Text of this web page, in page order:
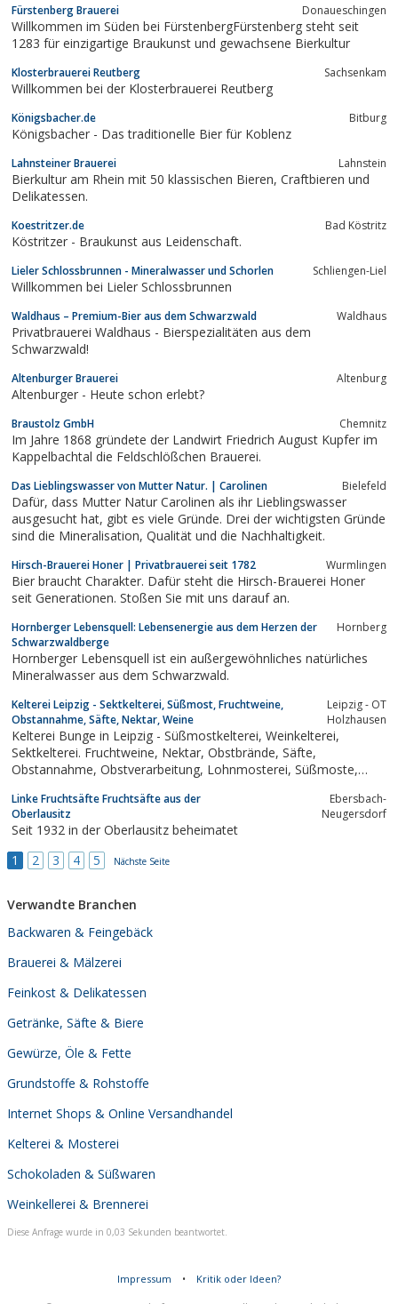
Fürstenberg Brauerei Donaueschingen
Willkommen im Süden bei FürstenbergFürstenberg steht seit
1283 für einzigartige Braukunst und gewachsene Bierkultur
Klosterbrauerei Reutberg Sachsenkam
Willkommen bei der Klosterbrauerei Reutberg
Königsbacher.de Bitburg
Königsbacher - Das traditionelle Bier für Koblenz
Lahnsteiner Brauerei Lahnstein
Bierkultur am Rhein mit 50 klassischen Bieren, Craftbieren und
Delikatessen.
Koestritzer.de Bad Köstritz
Köstritzer - Braukunst aus Leidenschaft.
Lieler Schlossbrunnen - Mineralwasser und Schorlen Schliengen-Liel
Willkommen bei Lieler Schlossbrunnen
Waldhaus – Premium-Bier aus dem Schwarzwald Waldhaus
Privatbrauerei Waldhaus - Bierspezialitäten aus dem
Schwarzwald!
Altenburger Brauerei Altenburg
Altenburger - Heute schon erlebt?
Braustolz GmbH Chemnitz
Im Jahre 1868 gründete der Landwirt Friedrich August Kupfer im
Kappelbachtal die Feldschlößchen Brauerei.
Das Lieblingswasser von Mutter Natur. | Carolinen Bielefeld
Dafür, dass Mutter Natur Carolinen als ihr Lieblingswasser
ausgesucht hat, gibt es viele Gründe. Drei der wichtigsten Gründe
sind die Mineralisation, Qualität und die Nachhaltigkeit.
Hirsch-Brauerei Honer | Privatbrauerei seit 1782 Wurm­lin­gen
Bier braucht Charakter. Dafür steht die Hirsch-Brauerei Honer
seit Generationen. Stoßen Sie mit uns darauf an.
Hornberger Lebensquell: Lebensenergie aus dem Herzen der
Schwarzwaldberge
Hornberg
Hornberger Lebensquell ist ein außergewöhnliches natürliches
Mineralwasser aus dem Schwarzwald.
Kelterei Leipzig - Sektkelterei, Süßmost, Fruchtweine,
Obstannahme, Säfte, Nektar, Weine
Leipzig - OT
Holzhausen
Kelterei Bunge in Leipzig - Süßmostkelterei, Weinkelterei,
Sektkelterei. Fruchtweine, Nektar, Obstbrände, Säfte,
Obstannahme, Obstverarbeitung, Lohnmosterei, Süßmoste,
Linke Fruchtsäfte Fruchtsäfte aus der
Oberlausitz
Ebersbach-
Neugersdorf
Seit 1932 in der Oberlausitz beheimatet
1
2 3 4 5 Nächste Seite
Verwandte Branchen
Backwaren & Feingebäck
Brauerei & Mälzerei
Feinkost & Delikatessen
Getränke, Säfte & Biere
Gewürze, Öle & Fette
Grundstoffe & Rohstoffe
Internet Shops & Online Versandhandel
Kelterei & Mosterei
Schokoladen & Süßwaren
Weinkellerei & Brennerei
Diese Anfrage wurde in 0,03 Sekunden beantwortet.
Impressum • Kritik oder Ideen?